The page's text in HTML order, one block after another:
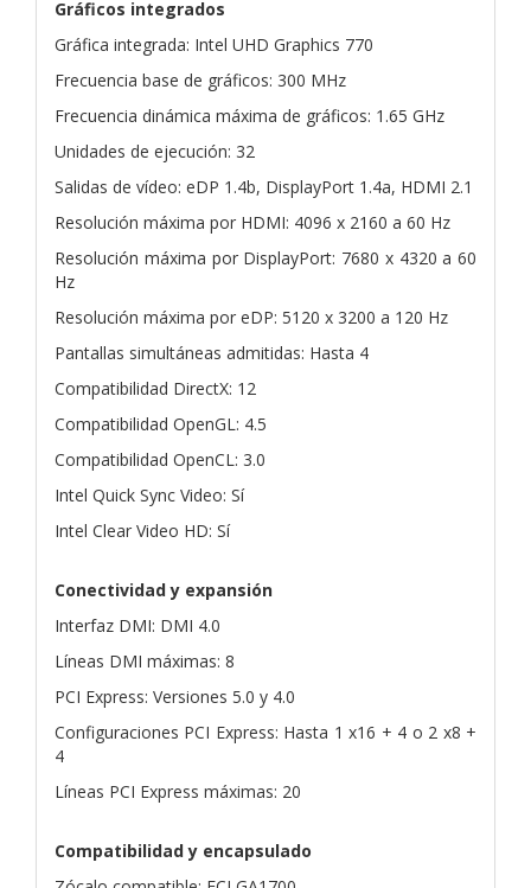
Gráficos integrados
Gráfica integrada: Intel UHD Graphics 770
Frecuencia base de gráficos: 300 MHz
Frecuencia dinámica máxima de gráficos: 1.65 GHz
Unidades de ejecución: 32
Salidas de vídeo: eDP 1.4b, DisplayPort 1.4a, HDMI 2.1
Resolución máxima por HDMI: 4096 x 2160 a 60 Hz
Resolución máxima por DisplayPort: 7680 x 4320 a 60
Hz
Resolución máxima por eDP: 5120 x 3200 a 120 Hz
Pantallas simultáneas admitidas: Hasta 4
Compatibilidad DirectX: 12
Compatibilidad OpenGL: 4.5
Compatibilidad OpenCL: 3.0
Intel Quick Sync Video: Sí
Intel Clear Video HD: Sí
Conectividad y expansión
Interfaz DMI: DMI 4.0
Líneas DMI máximas: 8
PCI Express: Versiones 5.0 y 4.0
Configuraciones PCI Express: Hasta 1 x16 + 4 o 2 x8 +
4
Líneas PCI Express máximas: 20
Compatibilidad y encapsulado